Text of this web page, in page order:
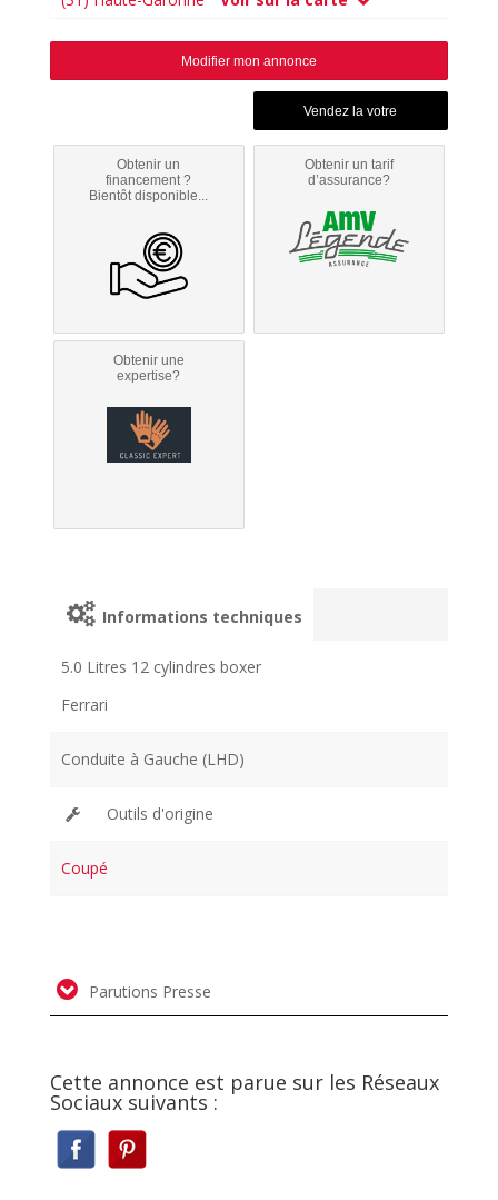
Modifier mon annonce
Obtenir un
financement ?
Bientôt disponible...
Obtenir un tarif
d’assurance?
Obtenir une
expertise?
Informations techniques
5.0 Litres 12 cylindres boxer
Ferrari
Conduite à Gauche (LHD)
Outils d'origine
Coupé
Parutions Presse
Cette annonce est parue sur les Réseaux
Sociaux suivants :